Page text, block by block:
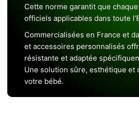
Cette norme garantit que
officiels applicables dans toute
Commercialisées en France et
et accessoires personnalisés
résistante et adaptée
Une solution sûre, esthétique
votre bébé.